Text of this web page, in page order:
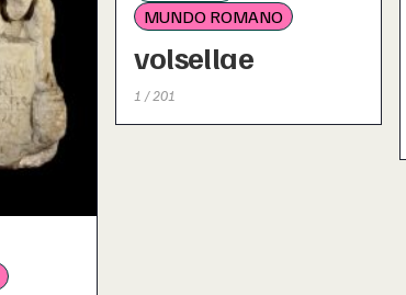
MUNDO ROMANO
volsellae
1 / 201